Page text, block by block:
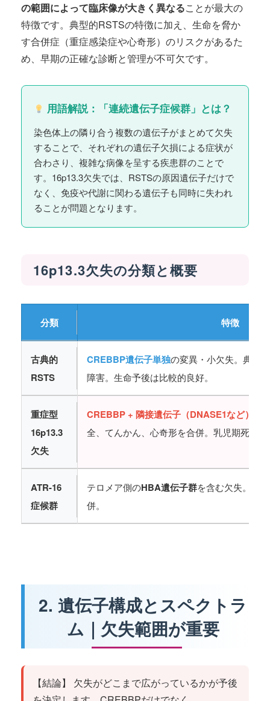
の範囲によって臨床像が大きく異なることが最大の
特徴です。典型的RSTSの特徴に加え、生命を脅か
す合併症（重症感染症や心奇形）のリスクがあるた
め、早期の正確な診断と管理が不可欠です。
用語解説：「連続遺伝子症候群」とは？
染色体上の隣り合う複数の遺伝子がまとめて欠失
することで、それぞれの遺伝子欠損による症状が
合わさり、複雑な病像を呈する疾患群のことで
す。16p13.3欠失では、RSTSの原因遺伝子だけで
なく、免疫や代謝に関わる遺伝子も同時に失われ
ることが問題となります。
16p13.3欠失の分類と概要
分類 特徴
古典的
RSTS
CREBBP遺伝子単独の変異・小欠失。典型
障害。生命予後は比較的良好。
重症型
16p13.3
欠失
CREBBP + 隣接遺伝子（DNASE1など）
全、てんかん、心奇形を合併。乳児期死亡
ATR-16
症候群
テロメア側のHBA遺伝子群を含む欠失。α
併。
2. 遺伝子構成とスペクトラ
ム｜欠失範囲が重要
【結論】 欠失がどこまで広がっているかが予後